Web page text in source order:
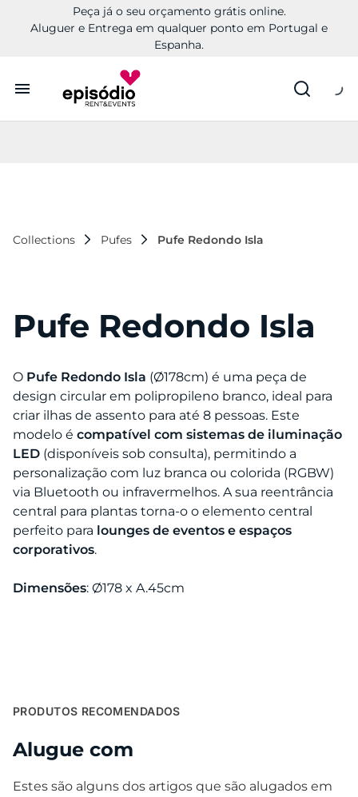
Peça já o seu orçamento grátis online.
Aluguer e Entrega em qualquer ponto em Portugal e
Espanha.
Aluguer
Collections Pufes Pufe Redondo Isla
Pufe Redondo Isla
O Pufe Redondo Isla (Ø178cm) é uma peça de
design circular em polipropileno branco, ideal para
criar ilhas de assento para até 8 pessoas. Este
modelo é compatível com sistemas de iluminação
LED (disponíveis sob consulta), permitindo a
personalização com luz branca ou colorida (RGBW)
via Bluetooth ou infravermelhos. A sua reentrância
central para plantas torna-o o elemento central
perfeito para lounges de eventos e espaços
corporativos.
Dimensões: Ø178 x A.45cm
PRODUTOS RECOMENDADOS
Alugue com
Estes são alguns dos artigos que são alugados em